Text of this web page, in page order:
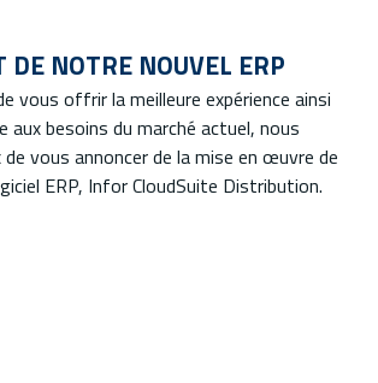
DE NOTRE NOUVEL ERP
vous offrir la meilleure expérience ainsi
aux besoins du marché actuel, nous
vous annoncer de la mise en œuvre de
ERP, Infor CloudSuite Distribution.